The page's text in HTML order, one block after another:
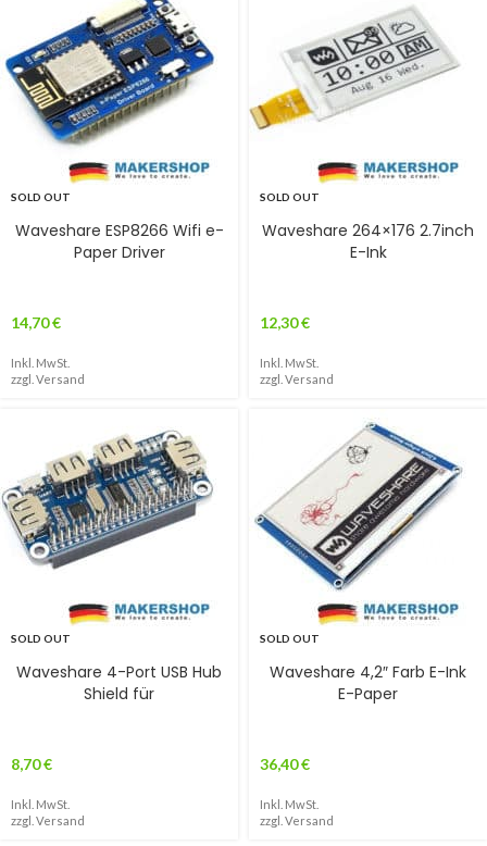
SOLD OUT
Waveshare ESP8266 Wifi e-
Paper Driver
14,70€
Inkl. MwSt.
zzgl. Versand
SOLD OUT
Waveshare 264×176 2.7inch
E-Ink
12,30€
Inkl. MwSt.
zzgl. Versand
SOLD OUT
Waveshare 4-Port USB Hub
Shield für
8,70€
Inkl. MwSt.
zzgl. Versand
SOLD OUT
Waveshare 4,2″ Farb E-Ink
E-Paper
36,40€
Inkl. MwSt.
zzgl. Versand